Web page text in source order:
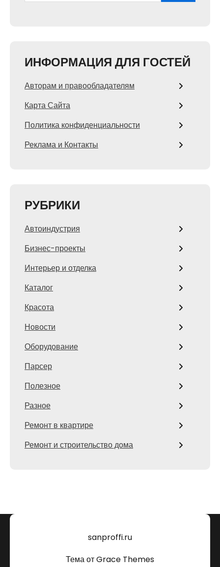
ИНФОРМАЦИЯ ДЛЯ ГОСТЕЙ
Авторам и правообладателям
Карта Сайта
Политика конфиденциальности
Реклама и Контакты
РУБРИКИ
Автоиндустрия
Бизнес-проекты
Интерьер и отделка
Каталог
Красота
Новости
Оборудование
Парсер
Полезное
Разное
Ремонт в квартире
Ремонт и строительство дома
sanproffi.ru
Тема от Grace Themes